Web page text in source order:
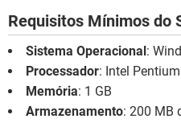
Requisitos Mínimos do
Sistema Operacional:
Processador: Intel
Memória: 1 GB
Armazenamento: 200 MB